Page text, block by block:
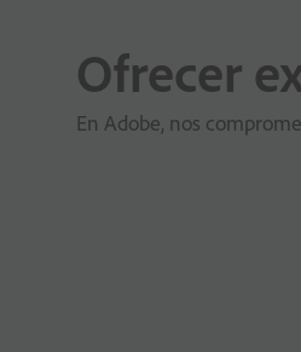
Ofrecer
En Adobe, nos